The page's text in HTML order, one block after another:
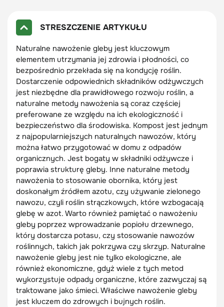
STRESZCZENIE ARTYKUŁU
Naturalne nawożenie gleby jest kluczowym
elementem utrzymania jej zdrowia i płodności, co
bezpośrednio przekłada się na kondycję roślin.
Dostarczenie odpowiednich składników odżywczych
jest niezbędne dla prawidłowego rozwoju roślin, a
naturalne metody nawożenia są coraz częściej
preferowane ze względu na ich ekologiczność i
bezpieczeństwo dla środowiska. Kompost jest jednym
z najpopularniejszych naturalnych nawozów, który
można łatwo przygotować w domu z odpadów
organicznych. Jest bogaty w składniki odżywcze i
poprawia strukturę gleby. Inne naturalne metody
nawożenia to stosowanie obornika, który jest
doskonałym źródłem azotu, czy używanie zielonego
nawozu, czyli roślin strączkowych, które wzbogacają
glebę w azot. Warto również pamiętać o nawożeniu
gleby poprzez wprowadzanie popiołu drzewnego,
który dostarcza potasu, czy stosowanie nawozów
roślinnych, takich jak pokrzywa czy skrzyp. Naturalne
nawożenie gleby jest nie tylko ekologiczne, ale
również ekonomiczne, gdyż wiele z tych metod
wykorzystuje odpady organiczne, które zazwyczaj są
traktowane jako śmieci. Właściwe nawożenie gleby
jest kluczem do zdrowych i bujnych roślin.